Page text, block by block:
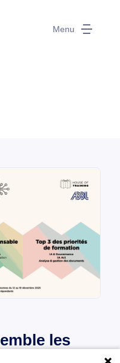
Menu
les